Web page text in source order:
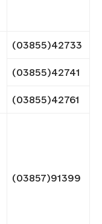
(03855)42733
(03855)42741
(03855)42761
(03857)91399